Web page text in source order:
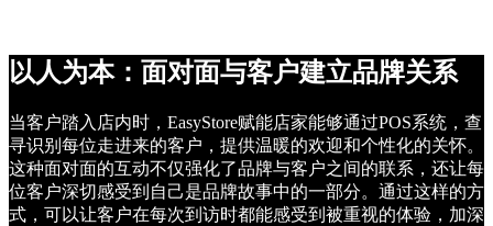
以人为本：面对面与客户建立品牌关系
当客户踏入店内时，EasyStore赋能店家能够通过POS系统，查
寻识别每位走进来的客户，提供温暖的欢迎和个性化的关怀。
这种面对面的互动不仅强化了品牌与客户之间的联系，还让每
位客户深切感受到自己是品牌故事中的一部分。通过这样的方
式，可以让客户在每次到访时都能感受到被重视的体验，加深